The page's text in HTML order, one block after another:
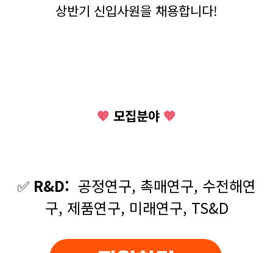
상반기 신입사원을 채용합니다!
💖 모집분야 💖
✅ R&D: 공정연구, 촉매연구, 수전해연
구, 제품연구, 미래연구, TS&D